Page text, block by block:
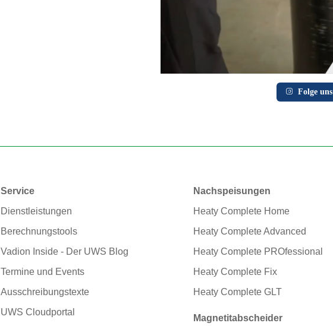
Folge uns
Service
Dienstleistungen
Berechnungstools
Vadion Inside - Der UWS Blog
Termine und Events
Ausschreibungstexte
UWS Cloudportal
Nachspeisungen
Heaty Complete Home
Heaty Complete Advanced
Heaty Complete PROfessional
Heaty Complete Fix
Heaty Complete GLT
Magnetitabscheider